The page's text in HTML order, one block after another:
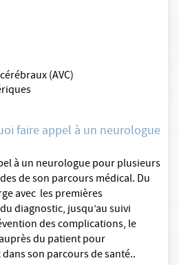
(AVC)
faire appel à un neurologue
à un neurologue pour plusieurs
de son parcours médical. Du
avec les premières
diagnostic, jusqu’au suivi
des complications, le
du patient pour
son parcours de santé..